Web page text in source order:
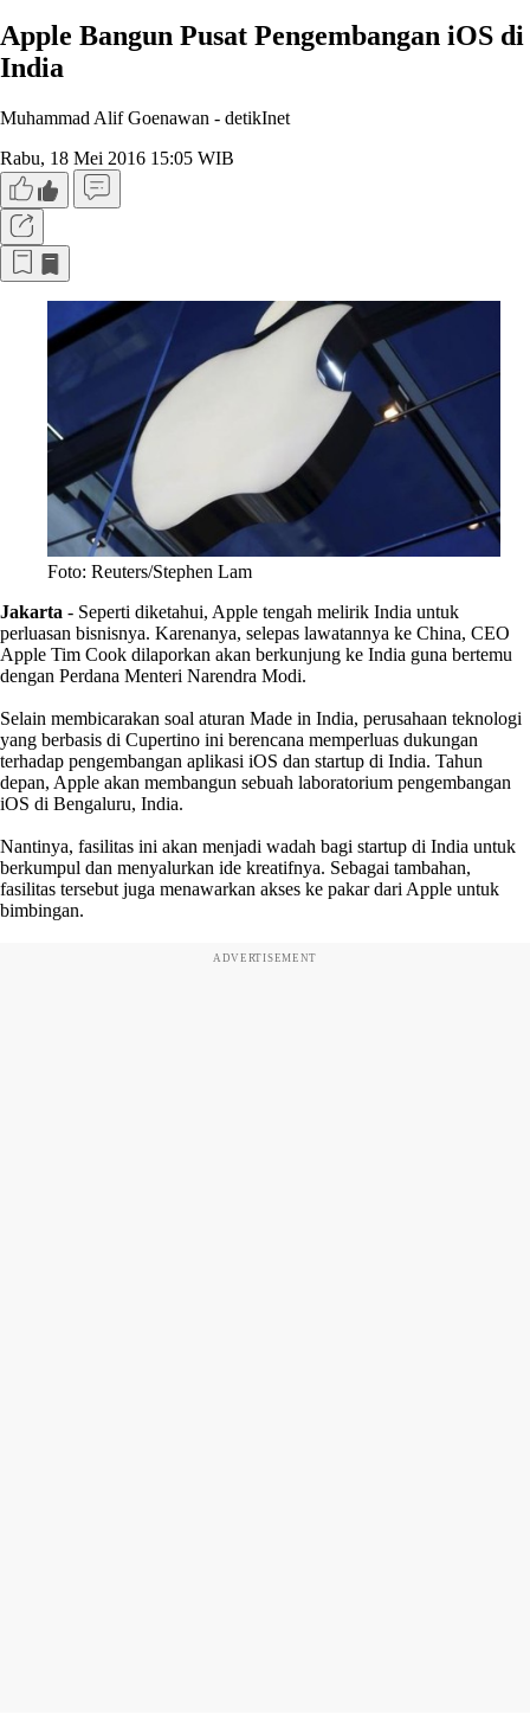
Apple Bangun Pusat Pengembangan iOS di
India
Muhammad Alif Goenawan - detikInet
Rabu, 18 Mei 2016 15:05 WIB
Foto: Reuters/Stephen Lam
Jakarta - Seperti diketahui, Apple tengah melirik India untuk
perluasan bisnisnya. Karenanya, selepas lawatannya ke China, CEO
Apple Tim Cook dilaporkan akan berkunjung ke India guna bertemu
dengan Perdana Menteri Narendra Modi.
Selain membicarakan soal aturan Made in India, perusahaan teknologi
yang berbasis di Cupertino ini berencana memperluas dukungan
terhadap pengembangan aplikasi iOS dan startup di India. Tahun
depan, Apple akan membangun sebuah laboratorium pengembangan
iOS di Bengaluru, India.
Nantinya, fasilitas ini akan menjadi wadah bagi startup di India untuk
berkumpul dan menyalurkan ide kreatifnya. Sebagai tambahan,
fasilitas tersebut juga menawarkan akses ke pakar dari Apple untuk
bimbingan.
ADVERTISEMENT